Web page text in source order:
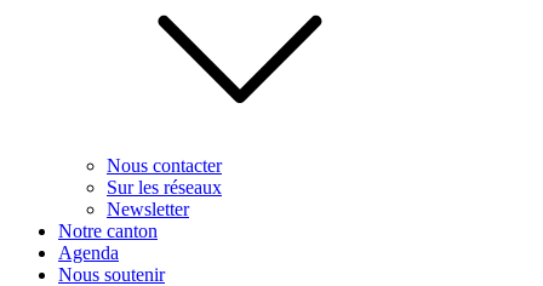
Nous contacter
Sur les réseaux
Newsletter
Notre canton
Agenda
Nous soutenir